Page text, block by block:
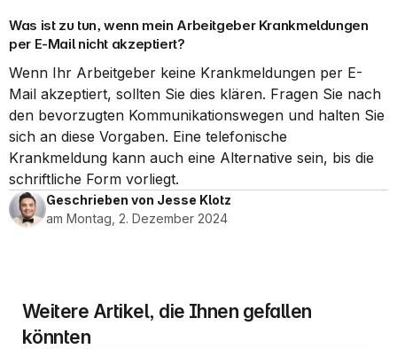
Was ist zu tun, wenn mein Arbeitgeber Krankmeldungen
per E-Mail nicht akzeptiert?
Wenn Ihr Arbeitgeber keine Krankmeldungen per E-
Mail akzeptiert, sollten Sie dies klären. Fragen Sie nach
den bevorzugten Kommunikationswegen und halten Sie
sich an diese Vorgaben. Eine telefonische
Krankmeldung kann auch eine Alternative sein, bis die
schriftliche Form vorliegt.
Geschrieben von Jesse Klotz
am Montag, 2. Dezember 2024
Weitere Artikel, die Ihnen gefallen
könnten